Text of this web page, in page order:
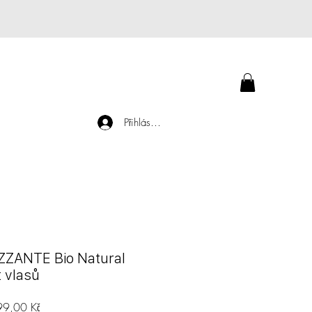
Přihlásit se
Bio Natural
vlasů
cenaKčZvýhodněná cena